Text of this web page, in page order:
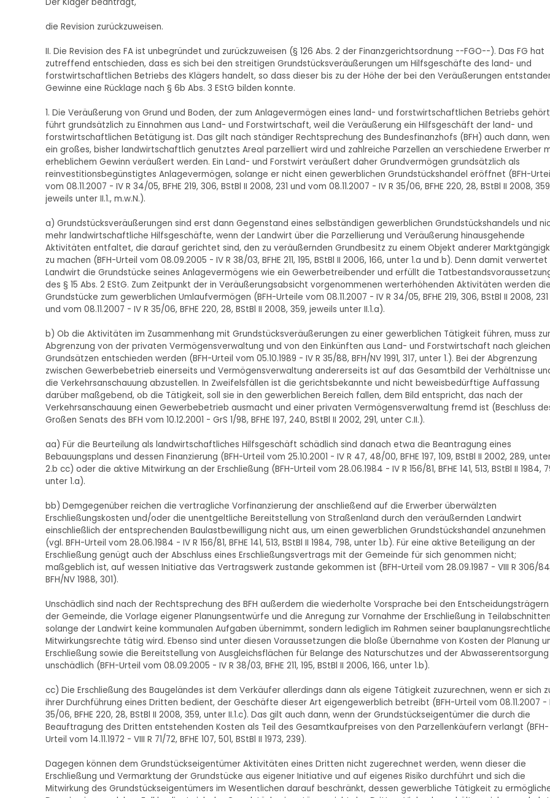
Der Kläger beantragt,
die Revision zurückzuweisen.
II. Die Revision des FA ist unbegründet und zurückzuweisen (§ 126 Abs. 2 der Finanzgerichtsordnung --FGO--). Das FG hat
zutreffend entschieden, dass es sich bei den streitigen Grundstücksveräußerungen um Hilfsgeschäfte des land- und
forstwirtschaftlichen Betriebs des Klägers handelt, so dass dieser bis zu der Höhe der bei den Veräußerungen
Gewinne eine Rücklage nach § 6b Abs. 3 EStG bilden konnte.
1. Die Veräußerung von Grund und Boden, der zum Anlagevermögen eines land- und forstwirtschaftlichen Betriebs
führt grundsätzlich zu Einnahmen aus Land- und Forstwirtschaft, weil die Veräußerung ein Hilfsgeschäft der land- und
forstwirtschaftlichen Betätigung ist. Das gilt nach ständiger Rechtsprechung des Bundesfinanzhofs (BFH) auch dann,
ein großes, bisher landwirtschaftlich genutztes Areal parzelliert wird und zahlreiche Parzellen an verschiedene Erwerber
erheblichem Gewinn veräußert werden. Ein Land- und Forstwirt veräußert daher Grundvermögen grundsätzlich als
reinvestitionsbegünstigtes Anlagevermögen, solange er nicht einen gewerblichen Grundstückshandel eröffnet (BFH-
vom 08.11.2007 - IV R 34/05, BFHE 219, 306, BStBl II 2008, 231 und vom 08.11.2007 - IV R 35/06, BFHE 220, 28, BStBl II 2008,
jeweils unter II.1., m.w.N.).
a) Grundstücksveräußerungen sind erst dann Gegenstand eines selbständigen gewerblichen Grundstückshandels und
mehr landwirtschaftliche Hilfsgeschäfte, wenn der Landwirt über die Parzellierung und Veräußerung hinausgehende
Aktivitäten entfaltet, die darauf gerichtet sind, den zu veräußernden Grundbesitz zu einem Objekt anderer
zu machen (BFH-Urteil vom 08.09.2005 - IV R 38/03, BFHE 211, 195, BStBl II 2006, 166, unter 1.a und b). Denn damit
Landwirt die Grundstücke seines Anlagevermögens wie ein Gewerbetreibender und erfüllt die
des § 15 Abs. 2 EStG. Zum Zeitpunkt der in Veräußerungsabsicht vorgenommenen werterhöhenden Aktivitäten werden die
Grundstücke zum gewerblichen Umlaufvermögen (BFH-Urteile vom 08.11.2007 - IV R 34/05, BFHE 219, 306, BStBl II 2008, 231
und vom 08.11.2007 - IV R 35/06, BFHE 220, 28, BStBl II 2008, 359, jeweils unter II.1.a).
b) Ob die Aktivitäten im Zusammenhang mit Grundstücksveräußerungen zu einer gewerblichen Tätigkeit führen, muss zur
Abgrenzung von der privaten Vermögensverwaltung und von den Einkünften aus Land- und Forstwirtschaft nach gleichen
Grundsätzen entschieden werden (BFH-Urteil vom 05.10.1989 - IV R 35/88, BFH/NV 1991, 317, unter 1.). Bei der Abgrenzung
zwischen Gewerbebetrieb einerseits und Vermögensverwaltung andererseits ist auf das Gesamtbild der Verhältnisse
die Verkehrsanschauung abzustellen. In Zweifelsfällen ist die gerichtsbekannte und nicht beweisbedürftige Auffassung
darüber maßgebend, ob die Tätigkeit, soll sie in den gewerblichen Bereich fallen, dem Bild entspricht, das nach der
Verkehrsanschauung einen Gewerbebetrieb ausmacht und einer privaten Vermögensverwaltung fremd ist (Beschluss
Großen Senats des BFH vom 10.12.2001 - GrS 1/98, BFHE 197, 240, BStBl II 2002, 291, unter C.II.).
aa) Für die Beurteilung als landwirtschaftliches Hilfsgeschäft schädlich sind danach etwa die Beantragung eines
Bebauungsplans und dessen Finanzierung (BFH-Urteil vom 25.10.2001 - IV R 47, 48/00, BFHE 197, 109, BStBl II 2002, 289,
2.b cc) oder die aktive Mitwirkung an der Erschließung (BFH-Urteil vom 28.06.1984 - IV R 156/81, BFHE 141, 513, BStBl II 1984,
unter 1.a).
bb) Demgegenüber reichen die vertragliche Vorfinanzierung der anschließend auf die Erwerber überwälzten
Erschließungskosten und/oder die unentgeltliche Bereitstellung von Straßenland durch den veräußernden Landwirt
einschließlich der entsprechenden Baulastbewilligung nicht aus, um einen gewerblichen Grundstückshandel anzunehmen
(vgl. BFH-Urteil vom 28.06.1984 - IV R 156/81, BFHE 141, 513, BStBl II 1984, 798, unter 1.b). Für eine aktive Beteiligung an der
Erschließung genügt auch der Abschluss eines Erschließungsvertrags mit der Gemeinde für sich genommen nicht;
maßgeblich ist, auf wessen Initiative das Vertragswerk zustande gekommen ist (BFH-Urteil vom 28.09.1987 - VIII R 306/
BFH/NV 1988, 301).
Unschädlich sind nach der Rechtsprechung des BFH außerdem die wiederholte Vorsprache bei den Entscheidungsträgern
der Gemeinde, die Vorlage eigener Planungsentwürfe und die Anregung zur Vornahme der Erschließung in
solange der Landwirt keine kommunalen Aufgaben übernimmt, sondern lediglich im Rahmen seiner
Mitwirkungsrechte tätig wird. Ebenso sind unter diesen Voraussetzungen die bloße Übernahme von Kosten der Planung
Erschließung sowie die Bereitstellung von Ausgleichsflächen für Belange des Naturschutzes und der Abwasserentsorgung
unschädlich (BFH-Urteil vom 08.09.2005 - IV R 38/03, BFHE 211, 195, BStBl II 2006, 166, unter 1.b).
cc) Die Erschließung des Baugeländes ist dem Verkäufer allerdings dann als eigene Tätigkeit zuzurechnen, wenn er sich
ihrer Durchführung eines Dritten bedient, der Geschäfte dieser Art eigengewerblich betreibt (BFH-Urteil vom 08.11.2007 -
35/06, BFHE 220, 28, BStBl II 2008, 359, unter II.1.c). Das gilt auch dann, wenn der Grundstückseigentümer die durch die
Beauftragung des Dritten entstehenden Kosten als Teil des Gesamtkaufpreises von den Parzellenkäufern verlangt (BFH-
Urteil vom 14.11.1972 - VIII R 71/72, BFHE 107, 501, BStBl II 1973, 239).
Dagegen können dem Grundstückseigentümer Aktivitäten eines Dritten nicht zugerechnet werden, wenn dieser die
Erschließung und Vermarktung der Grundstücke aus eigener Initiative und auf eigenes Risiko durchführt und sich die
Mitwirkung des Grundstückseigentümers im Wesentlichen darauf beschränkt, dessen gewerbliche Tätigkeit zu